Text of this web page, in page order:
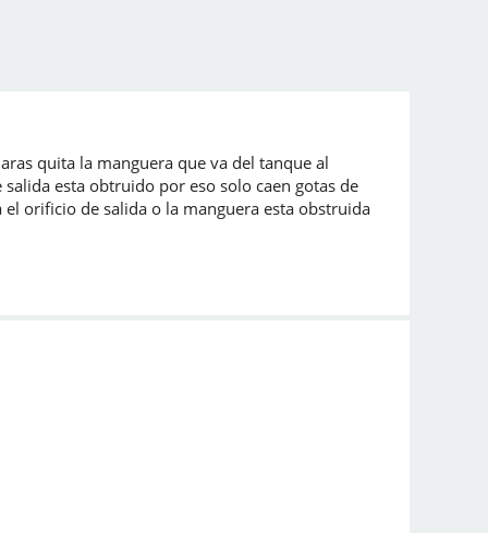
quita la manguera que va del tanque al
esta obtruido por eso solo caen gotas de
orificio de salida o la manguera esta obstruida